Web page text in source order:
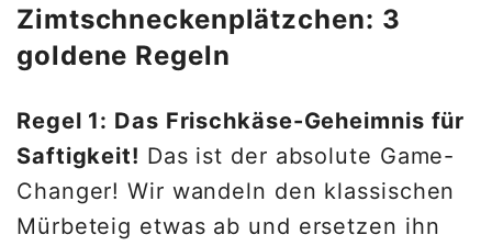
Zimtschneckenplätzchen: 3
goldene Regeln
Regel 1: Das Frischkäse-Geheimnis für
Saftigkeit! Das ist der absolute Game-
Changer! Wir wandeln den klassischen
Mürbeteig etwas ab und ersetzen ihn